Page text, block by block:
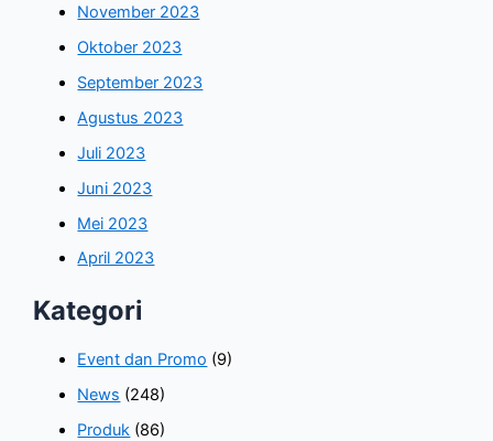
November 2023
Oktober 2023
September 2023
Agustus 2023
Juli 2023
Juni 2023
Mei 2023
April 2023
Kategori
Event dan Promo (9)
News (248)
Produk (86)